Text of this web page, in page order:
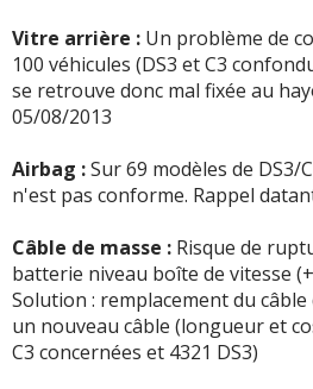
géométrie, pommeau de vitesse
climatisation HS(1000€) de
+ d'INFOSsur la déclinaison
Vitre arrière : Un problème de
100 véhicules (DS3 et C3
se retrouve donc mal fixée au
05/08/2013
Airbag :Sur 69 modèles de
n'est pas conforme. Rappel
Câble de masse : Risque de
batterie niveau boîte de vitesse
Solution : remplacement du
un nouveau câble (longueur et
C3 concernées et 4321 DS3)